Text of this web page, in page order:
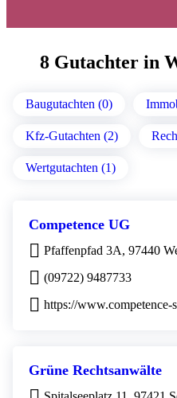
8 Gutachter in
Baugutachten (0)
Kfz-Gutachten (2)
Wertgutachten (1)
Competence UG
Pfaffenpfad 3A, 97440
(09722) 9487733
https://www.competence-
Grüne Rechtsanwälte